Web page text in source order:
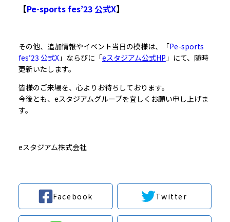
【Pe-sports fes’23 公式X】
その他、追加情報やイベント当日の模様は、「Pe-sports
fes’23 公式X」ならびに「eスタジアム公式HP 」にて、随時
更新いたします。
皆様のご来場を、心よりお待ちしております。
今後とも、eスタジアムグループを宜しくお願い申し上げま
す。
eスタジアム株式会社
Facebook Twitter